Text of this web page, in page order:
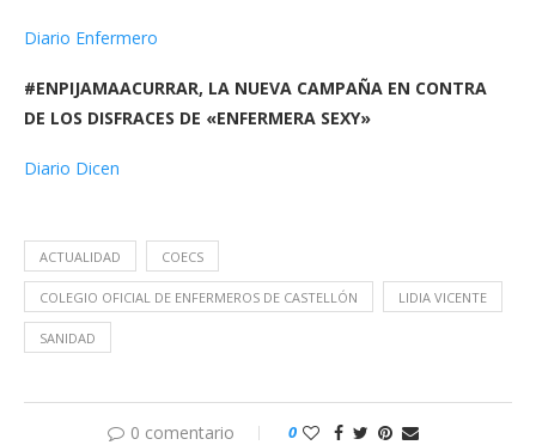
Diario Enfermero
#ENPIJAMAACURRAR, LA NUEVA CAMPAÑA EN CONTRA
DE LOS DISFRACES DE «ENFERMERA SEXY»
Diario Dicen
ACTUALIDAD COECS
COLEGIO OFICIAL DE ENFERMEROS DE CASTELLÓN LIDIA VICENTE
SANIDAD
0 comentario 0